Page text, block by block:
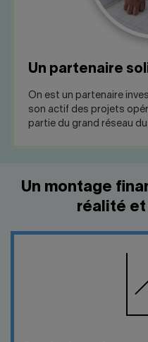
Un partenaire
On est un partenaire
son actif des projets
partie du grand réseau
Un montage
réalité